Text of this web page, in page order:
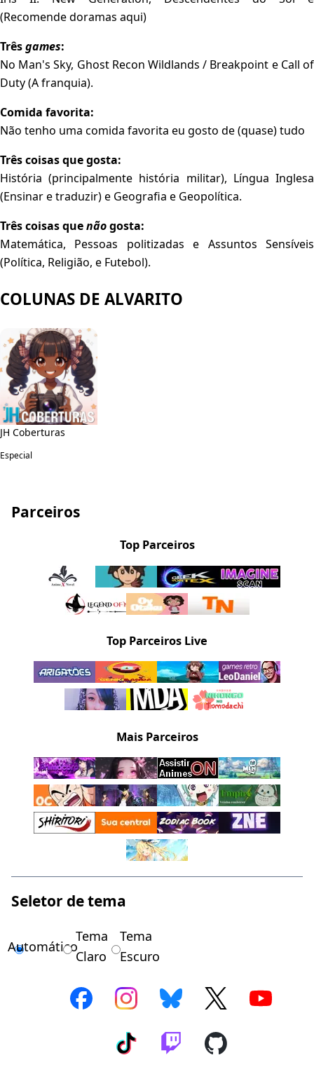
(Recomende doramas aqui)
Trêsgames:
No Man's Sky, Ghost Recon Wildlands / Breakpoint e Call of
Duty (A franquia).
Comida favorita:
Não tenho uma comida favorita eu gosto de (quase) tudo
Três coisas que gosta:
História (principalmente história militar), Língua Inglesa
(Ensinar e traduzir) e Geografia e Geopolítica.
Três coisas quenãogosta:
Matemática, Pessoas politizadas e Assuntos Sensíveis
(Política, Religião, e Futebol).
COLUNAS DE ALVARITO
JH Coberturas
Especial
Parceiros
Top Parceiros
Top Parceiros Live
Mais Parceiros
Seletor de tema
Automático
Tema
Claro
Tema
Escuro